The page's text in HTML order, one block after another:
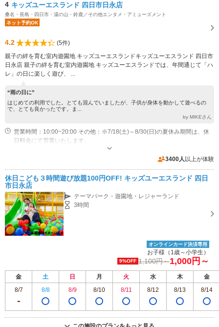
4 キッズユーエスランド 四日市日永店
桑名・長島・四日市・湯の山・鈴鹿／その他エンタメ・アミューズメント
ネット予約OK
4.2
(5件)
親子の絆を育む室内遊園地 キッズユーエスランドキッズユーエスランド 四日市
日永店 親子の絆を育む室内遊園地 キッズユーエスランドでは、年間通じて「ハ
レ」の日に楽しく遊び、 ...
“雨の日に”
はじめての利用でした。とても混んでいましたが、子供が身体を動かして遊べるの
で、とても良かったです。ま...
by MIKEさん
営業時間：10:00~20:00 その他：※7/18(土)～8/30(日)の夏休み期間は、休
日料金にて営業いたします。
3400人 以上が体験
休日こども３時間遊び放題100円OFF! キッズユーエスランド 四日
市日永店
テーマパーク・遊園地・レジャーランド
3時間
オンラインカード決済専用
お子様（1歳～小学生）
9%OFF 1,100円～1,000円～
金 土 日 月 火 水 木
金
8/7
8/8 8/9 8/10 8/11 8/12 8/13 8/14